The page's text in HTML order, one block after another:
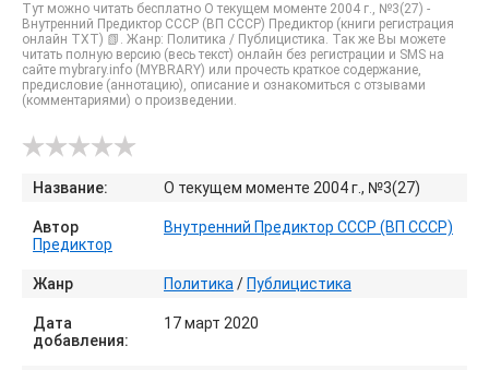
Тут можно читать бесплатно О текущем моменте 2004 г., №3(27) -
Внутренний Предиктор СССР (ВП СССР) Предиктор (книги регистрация
онлайн TXT) 📗. Жанр: Политика / Публицистика. Так же Вы можете
читать полную версию (весь текст) онлайн без регистрации и SMS на
сайте mybrary.info (MYBRARY) или прочесть краткое содержание,
предисловие (аннотацию), описание и ознакомиться с отзывами
(комментариями) о произведении.
Название: О текущем моменте 2004 г., №3(27)
Автор
Внутренний Предиктор СССР (ВП СССР)
Предиктор
Жанр Политика / Публицистика
Дата
добавления:
17 март 2020